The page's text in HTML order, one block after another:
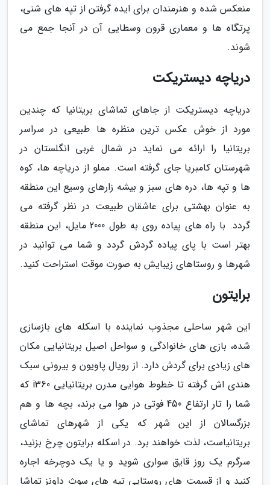
منعکس شده و هنرمندان برای ایده گرفتن از تپه های شنی،
پرتگاه ها و معماری قرون وسطایی آن در آنجا جمع می
شوند.
دریاچه دیستریکت
دریاچه دیستریکت از جاهای تماشای بریتانیا که چندین
مورد از خوش عکس ترین منظره ها طبیعی در سراسر
بریتانیا را ارائه می نماید در شمال غربی انگلستان در
شهرستان کامبریا جای گرفته است. مملو از دریاچه ها، کوه
ها و تپه ها، دره های سبز و بیشه زارهای وسیع این منطقه
به عنوان بهشتی برای عاشقان طبیعت در نظر گرفته می
گردد. با راه های پیاده روی به طول 2000 مایل، این منطقه
بهتر است با پای پیاده گردش گردد و شما می توانید در
شهرها و روستاهای زیبایش به صورت موقت استراحت کنید.
برایتون
این شهر ساحلی مجذوب نماینده با اسکله های بازسازی
شده، بازی های خانوادگی و سواحل اصیل بریتانیایی مکان
های زیادی برای گردش دارد. از رویال پاویون و بیرونی سبک
هندی اش گرفته تا خطوط هوایی مدرن بریتانیایی i360 که
شما را تار ارتفاع 450 فوتی در هوا می برند، بچه ها و هم
بزرگسالان از این شهر که یکی از شهرهای تماشای
بریتانیاست، لذت خواهند برد. در اسکله برایتون چرخ بزنید،
سرگرم یک روز قایق سواری شوید و یا یک دوچرخه اجاره
کنید و از قسمت های روستایی تپه های سوث داونز تماشا